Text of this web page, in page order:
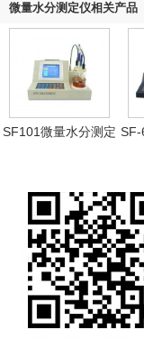
微量水分测定仪相关产品
SF101微量水分测定 SF-